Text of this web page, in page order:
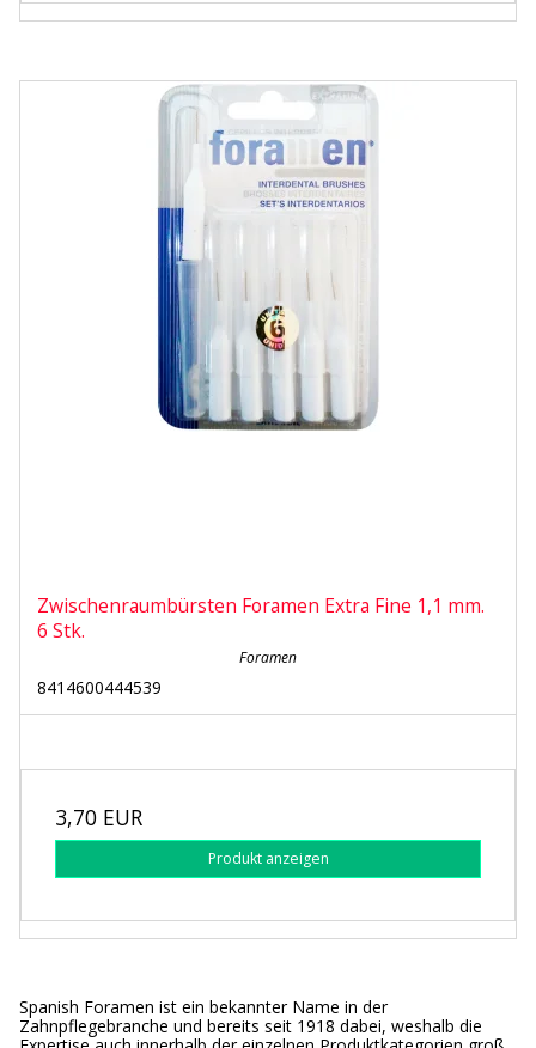
Zwischenraumbürsten Foramen Extra Fine 1,1 mm.
6 Stk.
Foramen
8414600444539
3,70 EUR
Produkt anzeigen
Spanish Foramen ist ein bekannter Name in der
Zahnpflegebranche und bereits seit 1918 dabei, weshalb die